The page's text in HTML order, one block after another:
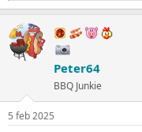
a
r
d
e
e
Peter64
BBQ Junkie
5 feb 2025